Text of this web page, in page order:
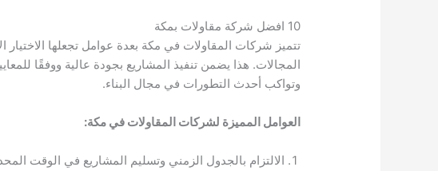
10 افضل شركة مقاولات بمكة
تتميز شركات المقاولات في مكة بعدة عوامل تجعلها
المجالات. هذا يضمن تنفيذ المشاريع بجودة عالية ووفقًا
وتواكب أحدث التطورات في مجال البناء.
العوامل المميزة لشركات المقاولات في مكة:
الالتزام بالجدول الزمني وتسليم المشاريع في الوقت